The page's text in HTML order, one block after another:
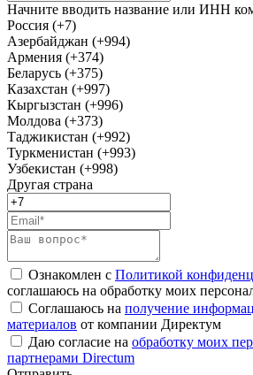
Начните вводить название или ИНН
Россия (+7)
Азербайджан (+994)
Армения (+374)
Беларусь (+375)
Казахстан (+997)
Кыргызстан (+996)
Молдова (+373)
Таджикистан (+992)
Туркменистан (+993)
Узбекистан (+998)
Другая страна
Ознакомлен с Политикой
соглашаюсь на обработку моих
Соглашаюсь на получение
материалов от компании Директум
Даю согласие на обработку моих
партнерами Directum